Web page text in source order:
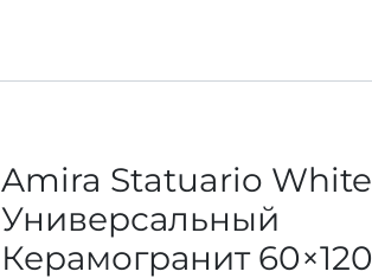
Amira Statuario White
Универсальный
Керамогранит 60×120